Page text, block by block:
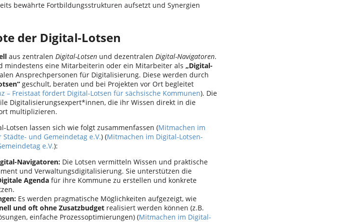
bewährte Fortbildungsstrukturen aufsetzt und Synergien
der Digital-Lotsen
aus zentralen Digital-Lotsen und dezentralen Digital-Navigatoren.
mindestens eine Mitarbeiterin oder ein Mitarbeiter als „Digital-
Ansprechpersonen für Digitalisierung. Diese werden durch
geschult, beraten und bei Projekten vor Ort begleitet
– Freistaat fördert Digital-Lotsen für sächsische Kommunen). Die
Digitalisierungsexpert*innen, die ihr Wissen direkt in die
multiplizieren.
Lotsen lassen sich wie folgt zusammenfassen (Mitmachen im
und Gemeindetag e.V.) (Mitmachen im Digital-Lotsen-
e.V.):
Navigatoren: Die Lotsen vermitteln Wissen und praktische
und Verwaltungsdigitalisierung. Sie unterstützen die
Agenda für ihre Kommune zu erstellen und konkrete
Es werden pragmatische Möglichkeiten aufgezeigt, wie
und oft ohne Zusatzbudget realisiert werden können (z.B.
einfache Prozessoptimierungen) (Mitmachen im Digital-